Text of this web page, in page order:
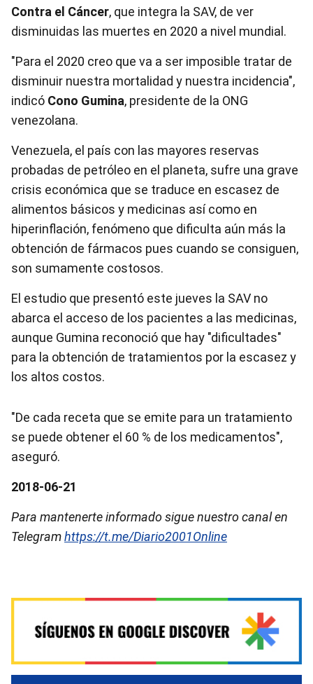
Contra el Cáncer, que integra la SAV, de ver
disminuidas las muertes en 2020 a nivel mundial.
"Para el 2020 creo que va a ser imposible tratar de
disminuir nuestra mortalidad y nuestra incidencia",
indicó Cono Gumina, presidente de la ONG
venezolana.
Venezuela, el país con las mayores reservas
probadas de petróleo en el planeta, sufre una grave
crisis económica que se traduce en escasez de
alimentos básicos y medicinas así como en
hiperinflación, fenómeno que dificulta aún más la
obtención de fármacos pues cuando se consiguen,
son sumamente costosos.
El estudio que presentó este jueves la SAV no
abarca el acceso de los pacientes a las medicinas,
aunque Gumina reconoció que hay "dificultades"
para la obtención de tratamientos por la escasez y
los altos costos.
"De cada receta que se emite para un tratamiento
se puede obtener el 60 % de los medicamentos",
aseguró.
2018-06-21
Para mantenerte informado sigue nuestro canal en
Telegramhttps://t.me/Diario2001Online